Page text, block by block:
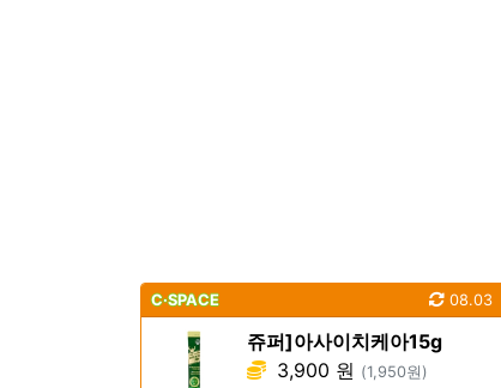
C·SPACE 08.03
쥬퍼]아사이치케아15g
3,900 원 (1,950원)